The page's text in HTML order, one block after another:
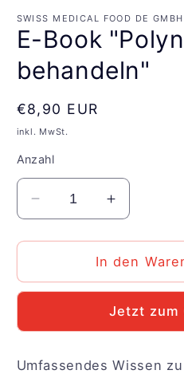
SWISS MEDICAL FOOD DE GMBH
E-Book
behandeln"
Normaler
Preis
€8,90 EUR
inkl. MwSt.
Anzahl
Verringere
die
Menge
E-
Book
behandeln&quot;
Erhöhe
die
Menge
für
E-
Book
In den
Jetzt zum
Umfassendes Wissen